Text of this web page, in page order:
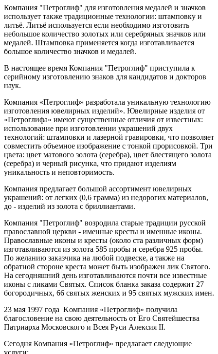
Компания "Петроглиф" для изготовления медалей и значков
использует также традиционные технологии: штамповку и
литьё. Литьё используется если необходимо изготовить
небольшое количество золотых или серебряных значков или
медалей. Штамповка применяется когда изготавливается
большое количество значков и медалей.
В настоящее время Компания "Петроглиф" приступила к
серийному изготовлению знаков для кандидатов и докторов
наук.
Компания «Петроглиф» разработала уникальную технологию
изготовления ювелирных изделий». Ювелирные изделия от
«Петроглифа» имеют существенные отличия от известных:
использование при изготовлении украшений двух
технологий: штамповки и лазерной гравировки, что позволяет
совместить объемное изображение с тонкой прорисовкой. Три
цвета: цвет матового золота (серебра), цвет блестящего золота
(серебра) и черный рисунка, что придают изделиям
уникальность и неповторимость.
Компания предлагает большой ассортимент ювелирных
украшений: от легких (0,6 грамма) из недорогих материалов,
до - изделий из золота с бриллиантами.
Компания "Петроглиф" возродила старые традиции русской
православной церкви - именные кресты и именные иконы.
Православные иконы и кресты (около ста различных форм)
изготавливаются из золота 585 пробы и серебра 925 пробы.
По желанию заказчика на любой подвеске, а также на
обратной стороне креста может быть изображен лик Святого.
На сегодняшний день изготавливаются почти все известные
иконы с ликами Святых. Список бланка заказа содержит 27
богородичных, 66 святых женских и 95 святых мужских имен.
23 мая 1997 года Kомпания «Петроглиф» получила
благословение на свою деятельность от Его Святейшества
Патриарха Московского и Всея Руси Алексия II.
Сегодня Компания «Петроглиф» предлагает следующие
услуги: